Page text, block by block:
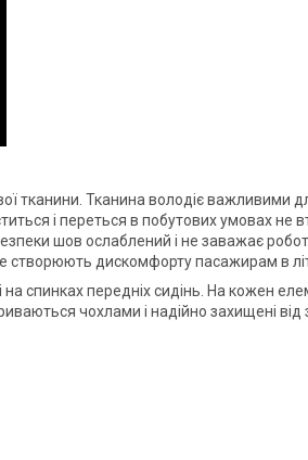
тканини. Тканина володіє важливими
і переться в побутових умовах не
шов ослаблений і не заважає
створюють дискомфорту пасажирам в
на спинках передніх сидінь. На кожен
чохлами і надійно захищені від